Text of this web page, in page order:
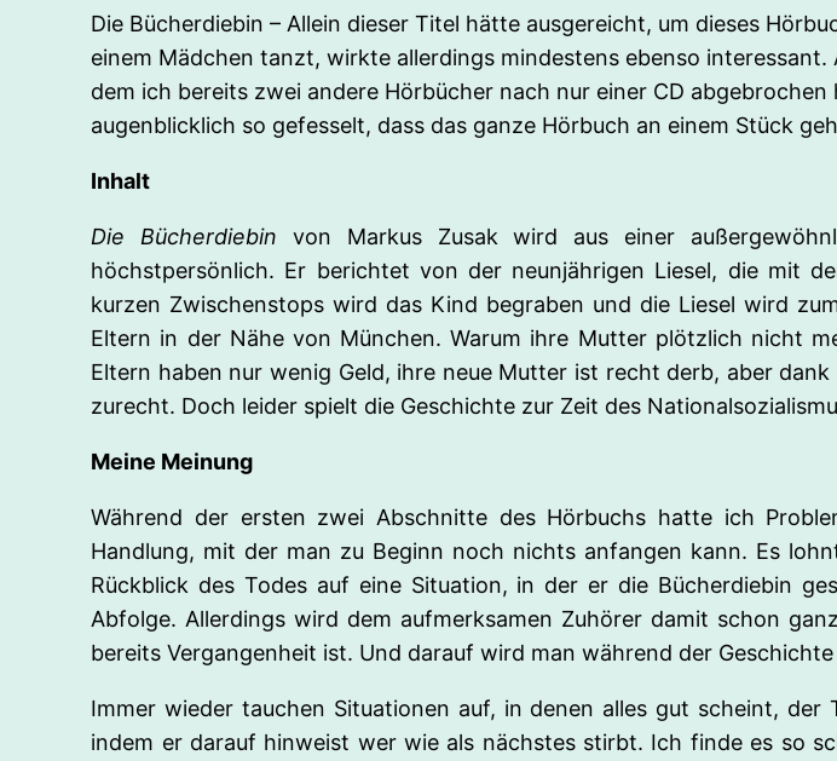
Die Bücherdiebin – Allein dieser Titel hätte ausgereicht, um dieses
einem Mädchen tanzt, wirkte allerdings mindestens ebenso
dem ich bereits zwei andere Hörbücher nach nur einer CD
augenblicklich so gefesselt, dass das ganze Hörbuch an einem Stück
Inhalt
Die Bücherdiebin von Markus Zusak wird aus einer
höchstpersönlich. Er berichtet von der neunjährigen Liesel, die mit
kurzen Zwischenstops wird das Kind begraben und die Liesel wird
Eltern in der Nähe von München. Warum ihre Mutter plötzlich nicht
Eltern haben nur wenig Geld, ihre neue Mutter ist recht derb, aber
zurecht. Doch leider spielt die Geschichte zur Zeit des
Meine Meinung
Während der ersten zwei Abschnitte des Hörbuchs hatte ich
Handlung, mit der man zu Beginn noch nichts anfangen kann. Es
Rückblick des Todes auf eine Situation, in der er die Bücherdiebin
Abfolge. Allerdings wird dem aufmerksamen Zuhörer damit schon
bereits Vergangenheit ist. Und darauf wird man während der
Immer wieder tauchen Situationen auf, in denen alles gut scheint,
indem er darauf hinweist wer wie als nächstes stirbt. Ich finde es so